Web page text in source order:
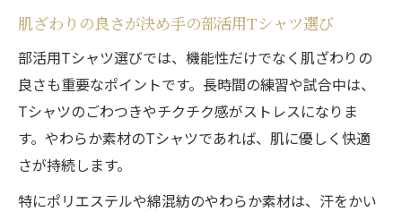
肌ざわりの良さが決め手の部活用Tシャツ選び
部活用Tシャツ選びでは、機能性だけでなく肌ざわりの
良さも重要なポイントです。長時間の練習や試合中は、
Tシャツのごわつきやチクチク感がストレスになりま
す。やわらか素材のTシャツであれば、肌に優しく快適
さが持続します。
特にポリエステルや綿混紡のやわらか素材は、汗をかい